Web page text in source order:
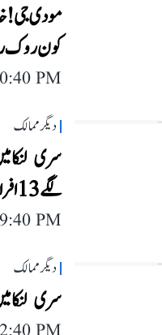
مودی جی!
کون روک
PM
دیگر ممالک
سری لنکا
لگے 13 افراد ہلاک
PM
دیگر ممالک
سری لنکا